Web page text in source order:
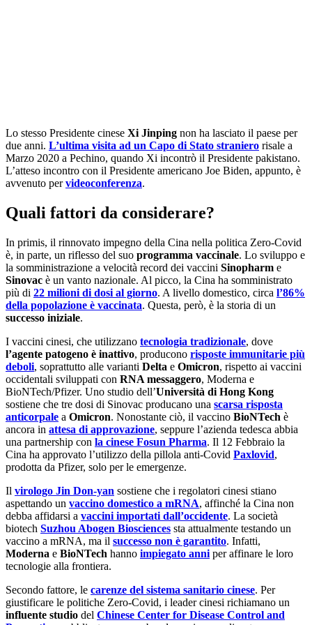
Lo stesso Presidente cinese Xi Jinping non ha lasciato il paese per
due anni. L’ultima visita ad un Capo di Stato straniero risale a
Marzo 2020 a Pechino, quando Xi incontrò il Presidente pakistano.
L’atteso incontro con il Presidente americano Joe Biden, appunto, è
avvenuto pervideoconferenza.
Quali fattori da considerare?
In primis, il rinnovato impegno della Cina nella politica Zero-Covid
è, in parte, un riflesso del suo programma vaccinale. Lo sviluppo e
la somministrazione a velocità record dei vaccini Sinopharm e
Sinovac è un vanto nazionale. Al picco, la Cina ha somministrato
più di 22 milioni di dosi al giorno. A livello domestico, circa l’86%
della popolazione è vaccinata. Questa, però, è la storia di un
successo iniziale.
I vaccini cinesi, che utilizzano tecnologia tradizionale, dove
l’agente patogeno è inattivo, producono risposte immunitarie più
deboli, soprattutto alle varianti Delta e Omicron, rispetto ai vaccini
occidentali sviluppati con RNA messaggero, Moderna e
BioNTech/Pfizer. Uno studio dell’Università di Hong Kong
sostiene che tre dosi di Sinovac producano una scarsa risposta
anticorpale a Omicron. Nonostante ciò, il vaccino BioNTech è
ancora in attesa di approvazione, seppure l’azienda tedesca abbia
una partnership con la cinese Fosun Pharma. Il 12 Febbraio la
Cina ha approvato l’utilizzo della pillola anti-Covid Paxlovid,
prodotta da Pfizer, solo per le emergenze.
Il virologo Jin Don-yan sostiene che i regolatori cinesi stiano
aspettando un vaccino domestico a mRNA, affinché la Cina non
debba affidarsi a vaccini importati dall’occidente. La società
biotech Suzhou Abogen Biosciences sta attualmente testando un
vaccino a mRNA, ma il successo non è garantito. Infatti,
Moderna e BioNTech hanno impiegato anni per affinare le loro
tecnologie alla frontiera.
Secondo fattore, le carenze del sistema sanitario cinese. Per
giustificare le politiche Zero-Covid, i leader cinesi richiamano un
influente studio del Chinese Center for Disease Control and